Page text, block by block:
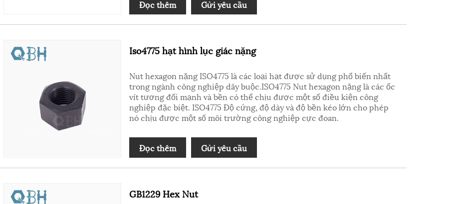
Đọc thêm Gửi yêu cầu
Iso4775 hạt hình lục giác nặng
Nut hexagon nặng ISO4775 là các loại hạt được sử dụng phổ biến nhất
trong ngành công nghiệp dây buộc.ISO4775 Nut hexagon nặng là các ốc
vít tương đối mạnh và bền có thể chịu được một số điều kiện công
nghiệp đặc biệt. ISO4775 Độ cứng, độ dày và độ bền kéo lớn cho phép
nó chịu được một số môi trường công nghiệp cực đoan.
Đọc thêm Gửi yêu cầu
GB1229 Hex Nut